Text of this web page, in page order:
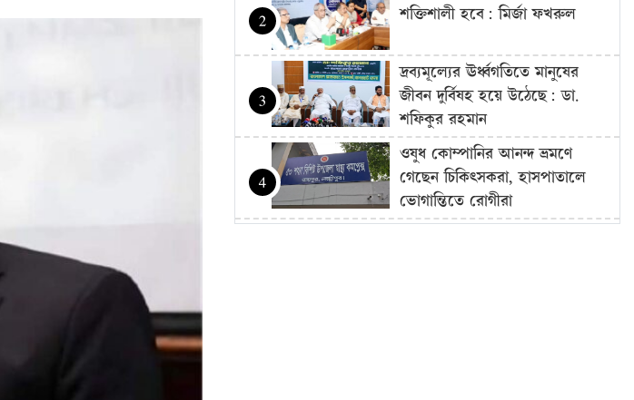
2
শক্তিশালী হবে: মির্জা ফখরুল
3
দ্রব্যমূল্যের ঊর্ধ্বগতিতে মানুষের
জীবন দুর্বিষহ হয়ে উঠেছে: ডা.
শফিকুর রহমান
4
ওষুধ কোম্পানির আনন্দ ভ্রমণে
গেছেন চিকিৎসকরা, হাসপাতালে
ভোগান্তিতে রোগীরা